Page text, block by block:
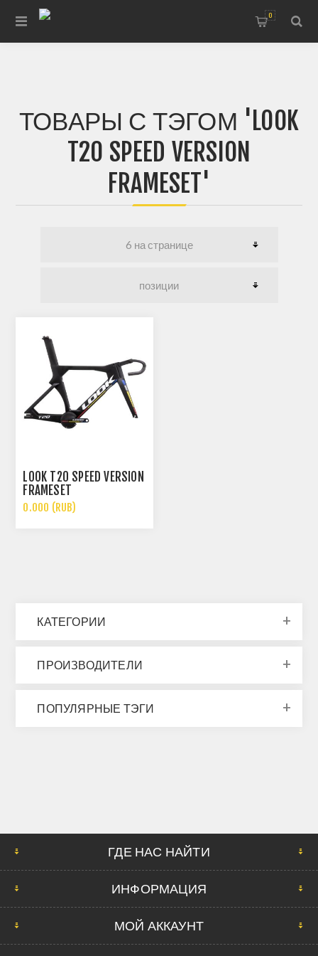
0
ТОВАРЫ С ТЭГОМ 'LOOK
T20 SPEED VERSION
FRAMESET'
LOOK T20 SPEED VERSION
FRAMESET
0.000 (RUB)
КАТЕГОРИИ
ПРОИЗВОДИТЕЛИ
ПОПУЛЯРНЫЕ ТЭГИ
ГДЕ НАС НАЙТИ
ИНФОРМАЦИЯ
МОЙ АККАУНТ